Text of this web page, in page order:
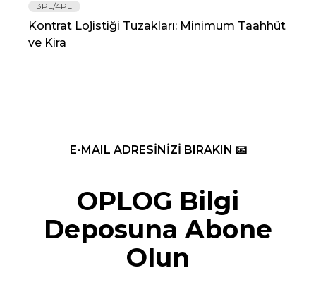
3PL/4PL
Kontrat Lojistiği Tuzakları: Minimum Taahhüt
ve Kira
E-MAIL ADRESİNİZİ BIRAKIN 📧
OPLOG Bilgi
Deposuna Abone
Olun